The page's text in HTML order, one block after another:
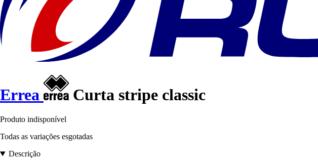
Errea Curta stripe classic
Produto indisponível
Todas as variações esgotadas
Descrição